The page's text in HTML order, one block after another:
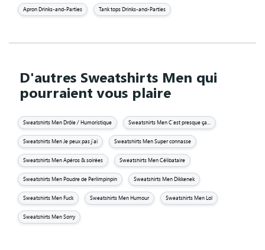
Apron Drinks-and-Parties Tank tops Drinks-and-Parties
D'autres Sweatshirts Men qui
pourraient vous plaire
Sweatshirts Men Drôle / Humoristique Sweatshirts Men C'est presque ça...
Sweatshirts Men Je peux pas j'ai Sweatshirts Men Super connasse
Sweatshirts Men Apéros & soirées Sweatshirts Men Célibataire
Sweatshirts Men Poudre de Perlimpinpin Sweatshirts Men Dikkenek
Sweatshirts Men Fuck Sweatshirts Men Humour Sweatshirts Men Lol
Sweatshirts Men Sorry